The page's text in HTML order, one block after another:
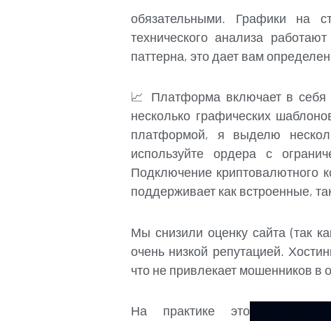
обязательными. Графики на
технического анализа
паттерна, это дает вам
📈 Платформа включает в себя
несколько графических
платформой, я выделю
используйте ордера с
Подключение криптовалютного
поддерживает как встроенные,
Мы снизили оценку сайта (так
очень низкой репутацией.
что не привлекает мошенников в
На практике это